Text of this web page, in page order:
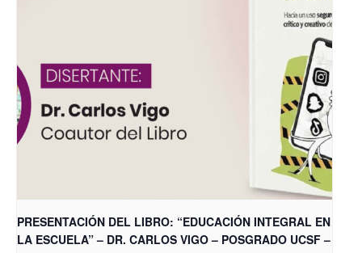
PRESENTACIÓN DEL LIBRO: “EDUCACIÓN INTEGRAL EN
LA ESCUELA” – DR. CARLOS VIGO – POSGRADO UCSF –